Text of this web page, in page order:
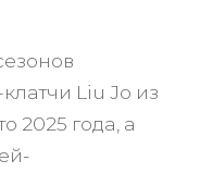
Liu Jo из
2025 года, а